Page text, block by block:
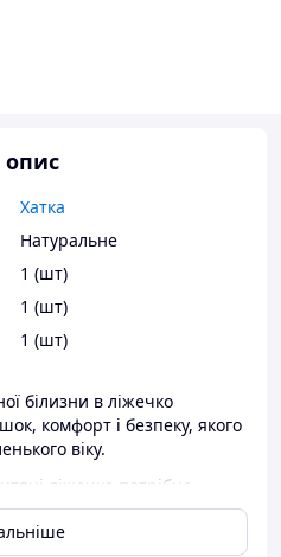
опис
Хатка
Натуральне
1 (шт)
1 (шт)
1 (шт)
білизни в ліжечко
комфорт і безпеку, якого
віку.
ліжечка потрібно
тільки натуральні